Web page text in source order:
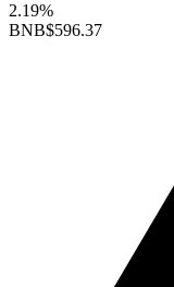
2.19%
BNB$596.37